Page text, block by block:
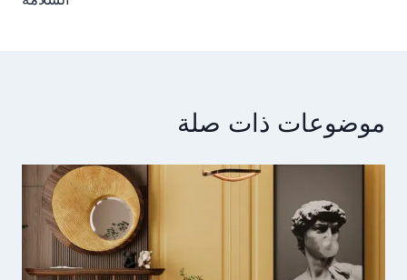
موضوعات ذات صلة